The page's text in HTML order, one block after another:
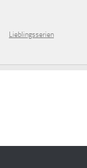
Lieblingsserien